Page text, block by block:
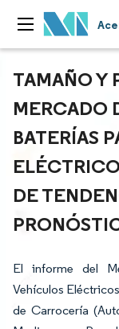
TAMAÑO Y
MERCADO
BATERÍAS
DE
El informe del
Vehículos
de Carrocería